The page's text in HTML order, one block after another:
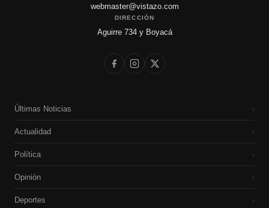
webmaster@vistazo.com
DIRECCIÓN
Aguirre 734 y Boyacá
Últimas Noticias ›
Actualidad ›
Política ›
Opinión ›
Deportes ›